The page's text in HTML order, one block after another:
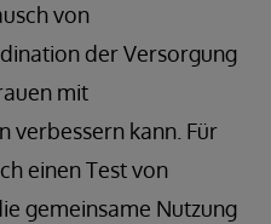
von
der Versorgung
mit
verbessern kann. Für
einen Test von
gemeinsame Nutzung